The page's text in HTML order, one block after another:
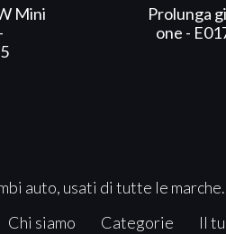
Mini
Prolunga
one -
auto, usati di tutte le
Chi siamo Categorie Il